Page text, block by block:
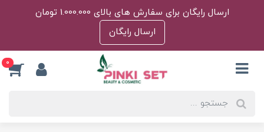
ارسال رایگان برای سفارش های بالای 1.000.000 تومان
ارسال رایگان
0